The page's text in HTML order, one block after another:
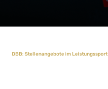
DBB: Stellenangebote im Leistungssport